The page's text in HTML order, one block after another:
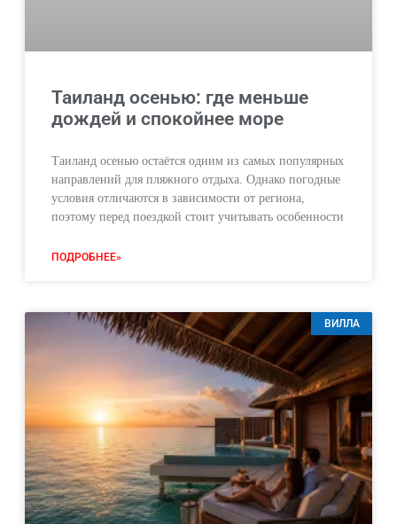
Таиланд осенью: где меньше
дождей и спокойнее море
Таиланд осенью остаётся одним из самых популярных
направлений для пляжного отдыха. Однако погодные
условия отличаются в зависимости от региона,
поэтому перед поездкой стоит учитывать особенности
ПОДРОБНЕЕ»
ВИЛЛА